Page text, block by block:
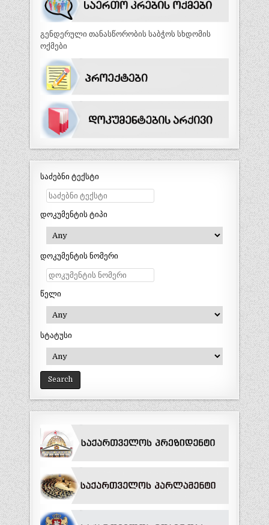
გენდერული თანასწორობის საბჭოს სხდომის
ოქმები
საძებნი ტექსტი
დოკუმენტის ტიპი
დოკუმენტის ნომერი
წელი
სტატუსი